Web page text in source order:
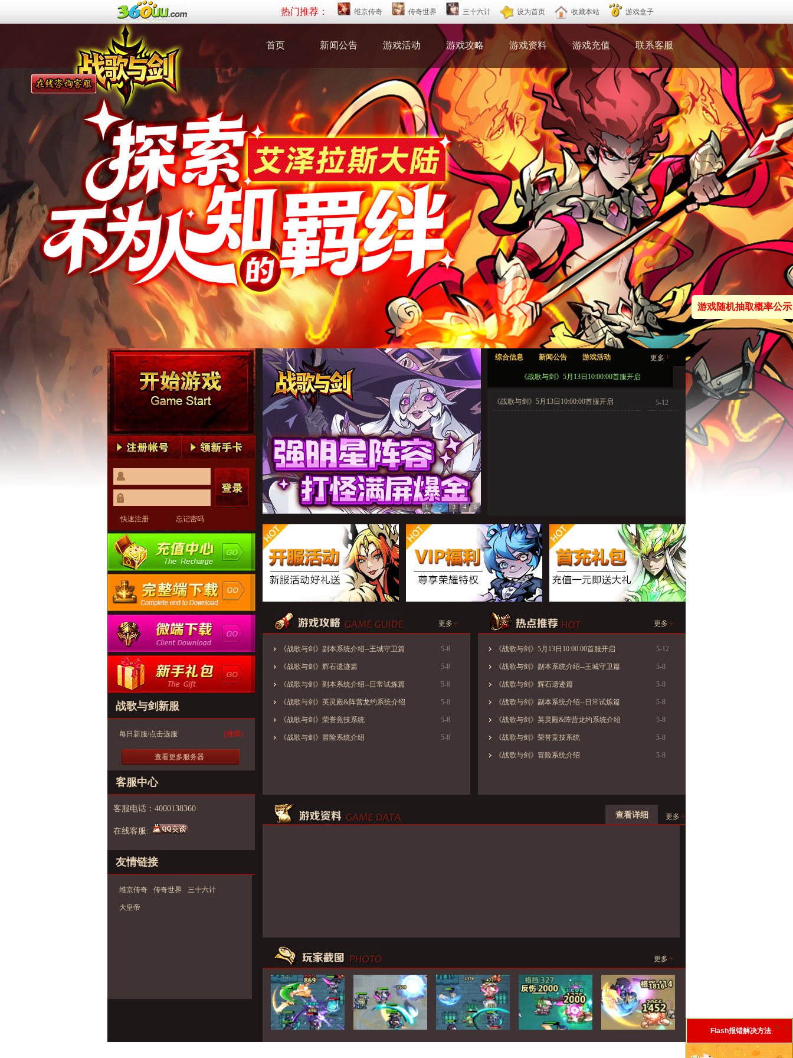
热门推荐： 维京传奇 传奇世界 三十六计 设为首页 收藏本站 游戏盒子
首页 新闻公告 游戏活动 游戏攻略 游戏资料 游戏充值 联系客服
快速注册 忘记密码
战歌与剑新服
每日新服/点击选服 (推荐)
查看更多服务器
客服中心
客服电话：4000138360
在线客服:
友情链接
维京传奇 传奇世界 三十六计
大皇帝
战歌与剑1
战歌与剑1
战歌与剑2
战歌与剑2
战歌与剑3
战歌与剑3
战歌与剑4
战歌与剑4
战歌与剑5
战歌与剑5
1 2 3 4 5
综合信息 新闻公告 游戏活动 更多 +
《战歌与剑》5月13日10:00:00首服开启
《战歌与剑》5月13日10:00:00首服开启 5-12
更多 +
《战歌与剑》副本系统介绍--王城守卫篇 5-8
《战歌与剑》辉石遗迹篇 5-8
《战歌与剑》副本系统介绍--日常试炼篇 5-8
《战歌与剑》英灵殿&阵营龙约系统介绍 5-8
《战歌与剑》荣誉竞技系统 5-8
《战歌与剑》冒险系统介绍 5-8
更多 +
《战歌与剑》5月13日10:00:00首服开启 5-12
《战歌与剑》副本系统介绍--王城守卫篇 5-8
《战歌与剑》辉石遗迹篇 5-8
《战歌与剑》副本系统介绍--日常试炼篇 5-8
《战歌与剑》英灵殿&阵营龙约系统介绍 5-8
《战歌与剑》荣誉竞技系统 5-8
《战歌与剑》冒险系统介绍 5-8
查看详细 更多 +
更多 +
0 r
Flash报错解决方法
游戏随机抽取概率公示